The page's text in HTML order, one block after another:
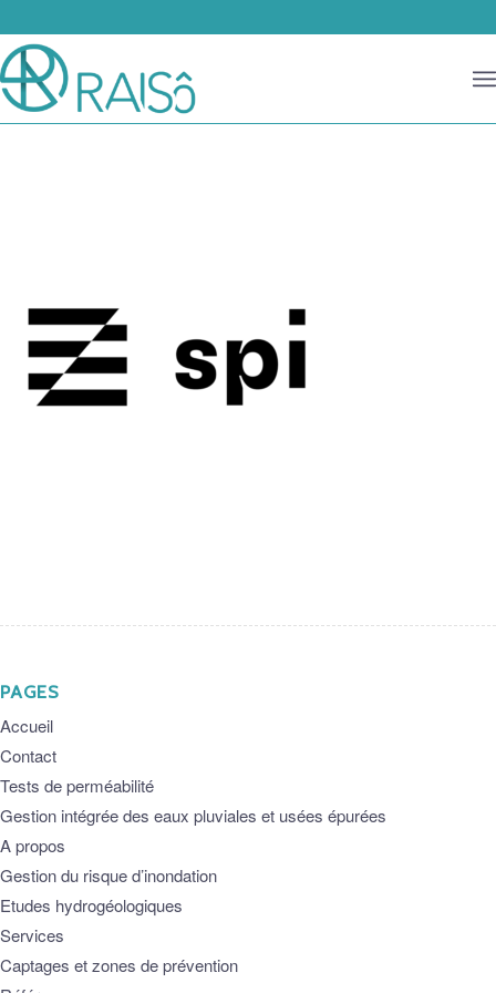
PAGES
Accueil
Contact
Tests de perméabilité
Gestion intégrée des eaux pluviales et usées épurées
A propos
Gestion du risque d’inondation
Etudes hydrogéologiques
Services
Captages et zones de prévention